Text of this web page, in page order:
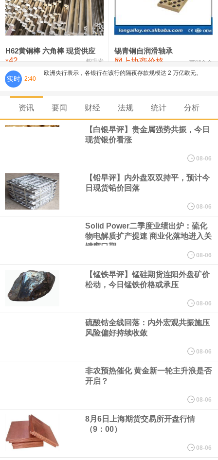
铸造铝合金锭(ZLD104) 24,100—24,300 24,200
压铸锌合金锭 26,250—26,450
氯化镍 38,300—40,300 39,300 0
H62黄铜棒 六角棒 现货供应
¥42 锦升发
锡青铜自润滑轴承
网上协商价格 芜湖合金
实时 2:40
欧洲央行表示，各银行在该行的隔夜存款规模达 2 万亿欧元。
欧元区6月PPI月率 -0.3%，预期-0.3%，前值0.20%。
山东黄金公告称，截至 2026 年 7 月 31 日，公司注册股本总额为
46.10 亿元，较上月无变动。其中，H 股法定/注册股本为 9.95 亿
元，已发行股份总数为 995,486,178 股；A股法定/注册股本为
36.14 亿元，已发行股份总数为 3,614,443,347 股，本月均无增
减。H 股已符合适用的公众持股量要求。
8月5日，华为WATCH GT 7系列正式发布，搭载高硅叠片异形电
池，配备64GB内存，首发室内滑雪、腕上转弯检测、G-Force滑雪
数据等功能，并支持AI运动解读，售价1588元起。
福田汽车公告，2026年7月汽车产品产量47934辆，去年同期40313
辆；销量51784辆，去年同期45974辆。其中，新能源汽车产量
10771辆，去年同期8294辆；销量11288辆，去年同期7794辆。本
年累计汽车产品产量40.74万辆，去年同期38万辆，累计同比增
资讯 要闻 财经 法规 统计 分析
【白银早评】贵金属强势共振，今日
现货银价看涨
08-06
【铅早评】内外盘双双持平，预计今
日现货铅价回落
08-06
Solid Power二季度业绩出炉：硫化
物电解质扩产提速 商业化落地进入关
键窗口期
08-06
【锰铁早评】锰硅期货连阳外盘矿价
松动，今日锰铁价格或承压
08-06
硫酸钴全线回落：内外宏观共振施压
风险偏好持续收敛
08-06
非农预热催化 黄金新一轮主升浪是否
开启？
08-06
8月6日上海期货交易所开盘行情
（9：00）
08-06